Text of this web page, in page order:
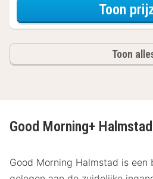
Toon
Toon
Good Morning+ Halmstad
Good Morning Halmstad is een